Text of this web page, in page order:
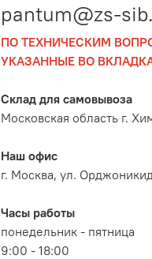
pantum@zs-
ПО ТЕХНИЧЕСКИМ
УКАЗАННЫЕ ВО
Склад для самовывоза
Московская область г.
Наш офис
г. Москва, ул.
Часы работы
понедельник - пятница
9:00 - 18:00